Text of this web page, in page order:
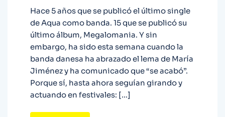
Hace 5 años que se publicó el último single
de Aqua como banda. 15 que se publicó su
último álbum, Megalomania. Y sin
embargo, ha sido esta semana cuando la
banda danesa ha abrazado el lema de María
Jiménez y ha comunicado que “se acabó”.
Porque sí, hasta ahora seguían girando y
actuando en festivales: […]